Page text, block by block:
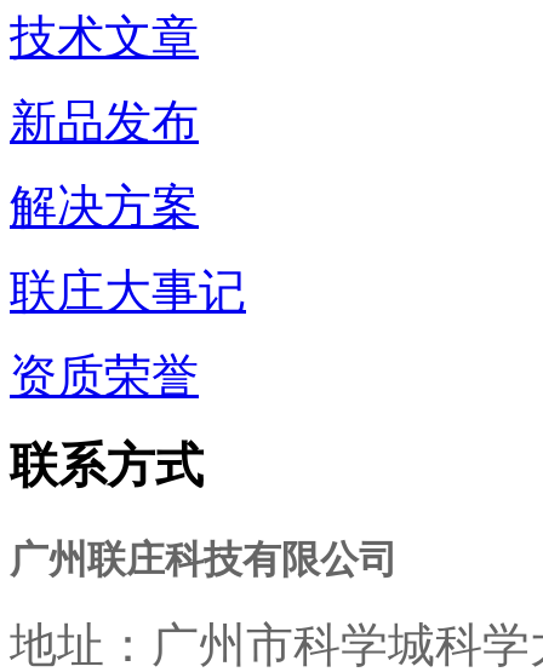
技术文章
新品发布
解决方案
联庄大事记
资质荣誉
联系方式
广州联庄科技有限公司
地址： 广州市科学城科